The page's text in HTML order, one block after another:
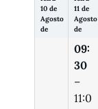
10 de
Agosto
de
11 de
Agosto
de
09:
30
–
11:0